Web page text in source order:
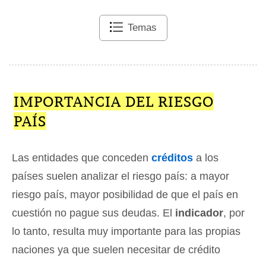
Temas
IMPORTANCIA DEL RIESGO
PAÍS
Las entidades que conceden créditos a los
países suelen analizar el riesgo país: a mayor
riesgo país, mayor posibilidad de que el país en
cuestión no pague sus deudas. El indicador, por
lo tanto, resulta muy importante para las propias
naciones ya que suelen necesitar de crédito